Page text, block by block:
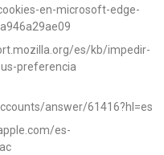
en-microsoft-edge-
es/kb/impedir-
preferencia
answer/61416?hl=es
es-